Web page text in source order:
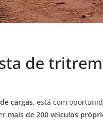
de
cargas, está com
mais de 200 veículos